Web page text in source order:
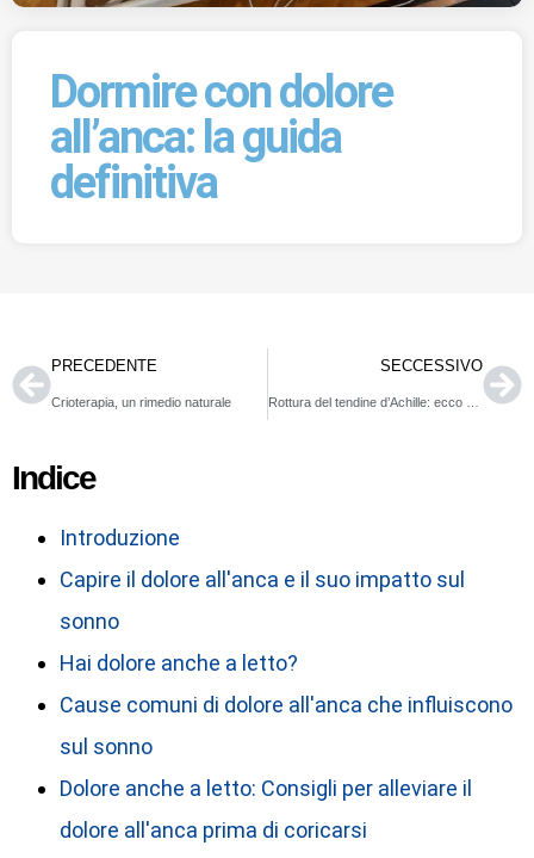
Dormire con dolore
all’anca: la guida
definitiva
PRECEDENTE
Crioterapia, un rimedio naturale
SECCESSIVO
Indice
Introduzione
Capire il dolore all'anca e il suo impatto sul
sonno
Hai dolore anche a letto?
Cause comuni di dolore all'anca che influiscono
sul sonno
Dolore anche a letto: Consigli per alleviare il
dolore all'anca prima di coricarsi